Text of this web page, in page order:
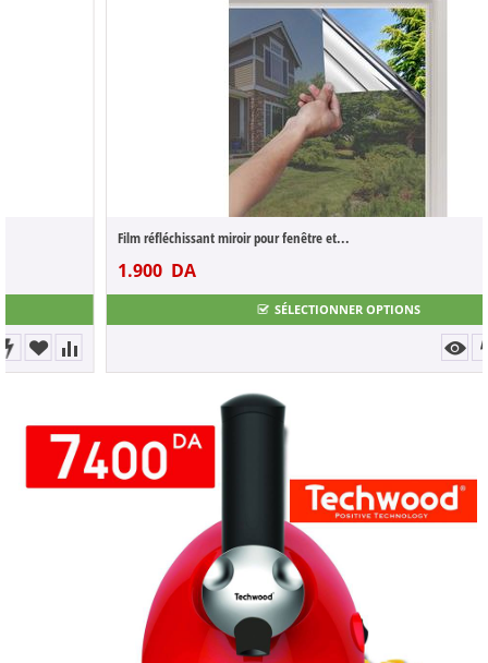
Film réfléchissant miroir pour fenêtre et...
SÉLECTIONNER OPTIONS